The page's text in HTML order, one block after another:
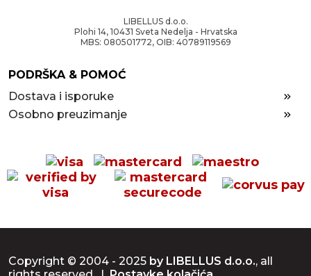
LIBELLUS d.o.o.
Plohi 14, 10431 Sveta Nedelja - Hrvatska
MBS: 080501772, OIB: 40789119569
PODRŠKA & POMOĆ
Dostava i isporuke
Osobno preuzimanje
Copyright © 2004 - 2025 by LIBELLUS d.o.o., all